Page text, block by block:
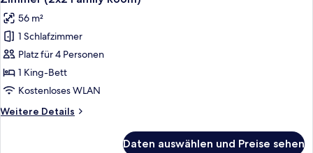
Fotos
für
Zimmer
(2x2
Family
Room)
56 m²
1 Schlafzimmer
Platz für 4 Personen
1 King-Bett
Kostenloses WLAN
Weitere Details
Weitere
Daten auswählen und Preise sehen